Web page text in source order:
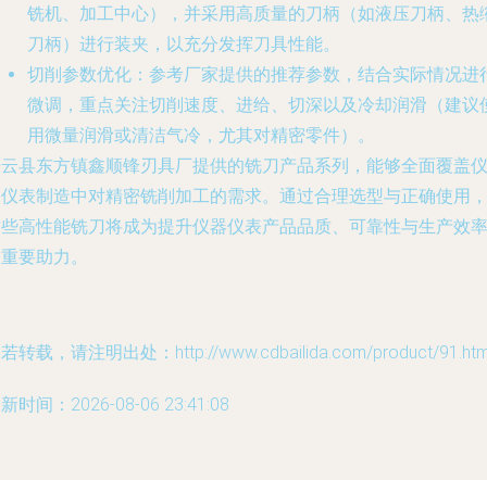
铣机、加工中心），并采用高质量的刀柄（如液压刀柄、热
刀柄）进行装夹，以充分发挥刀具性能。
切削参数优化 ：参考厂家提供的推荐参数，结合实际情况进
微调，重点关注切削速度、进给、切深以及冷却润滑（建议
用微量润滑或清洁气冷，尤其对精密零件）。
县东方镇鑫顺锋刃具厂提供的铣刀产品系列，能够全面覆盖仪
表制造中对精密铣削加工的需求。通过合理选型与正确使用，
高性能铣刀将成为提升仪器仪表产品品质、可靠性与生产效率
要助力。
转载，请注明出处：http://www.cdbailida.com/product/
时间：2026-08-06 23:41:08